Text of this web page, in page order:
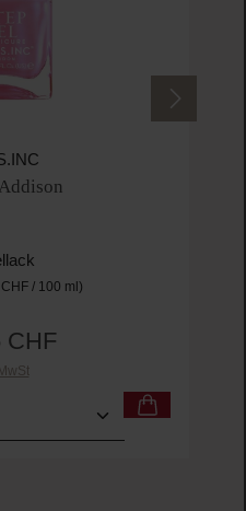
/ 100 ml)
Preis:
CHF
den gewünschten Wert